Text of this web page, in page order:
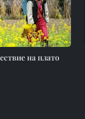
на плато